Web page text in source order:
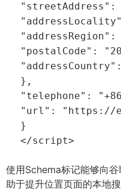
"streetAddress" :
"addressLocality"
"addressRegion" :
"postalCode" :
"addressCountry"
},
"telephone" :
"url" :
"https://
}
</script>
使用Schema标记能够向
助于提升位置页面的本地搜